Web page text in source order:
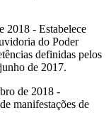
2018 - Estabelece
do Poder
definidas pelos
de 2017.
de 2018 -
manifestações de